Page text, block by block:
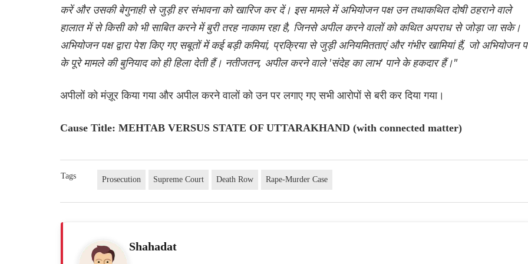
करें और उसकी बेगुनाही से जुड़ी हर संभावना को खारिज कर दें। इस मामले में अभियोजन पक्ष उन तथाकथित दोषी ठहराने वाले
हालात में से किसी को भी साबित करने में बुरी तरह नाकाम रहा है, जिनसे अपील करने वालों को कथित अपराध से जोड़ा जा सके।
अभियोजन पक्ष द्वारा पेश किए गए सबूतों में कई बड़ी कमियां, प्रक्रिया से जुड़ी अनियमितताएं और गंभीर खामियां हैं, जो अभियोजन
के पूरे मामले की बुनियाद को ही हिला देती हैं। नतीजतन, अपील करने वाले 'संदेह का लाभ' पाने के हकदार हैं।"
अपीलों को मंज़ूर किया गया और अपील करने वालों को उन पर लगाए गए सभी आरोपों से बरी कर दिया गया।
Cause Title: MEHTAB VERSUS STATE OF UTTARAKHAND (with connected matter)
Tags Prosecution Supreme Court Death Row Rape-Murder Case
Shahadat